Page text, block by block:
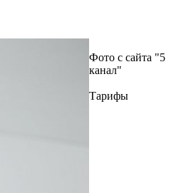
Фото с сайта "5
канал"
Тарифы